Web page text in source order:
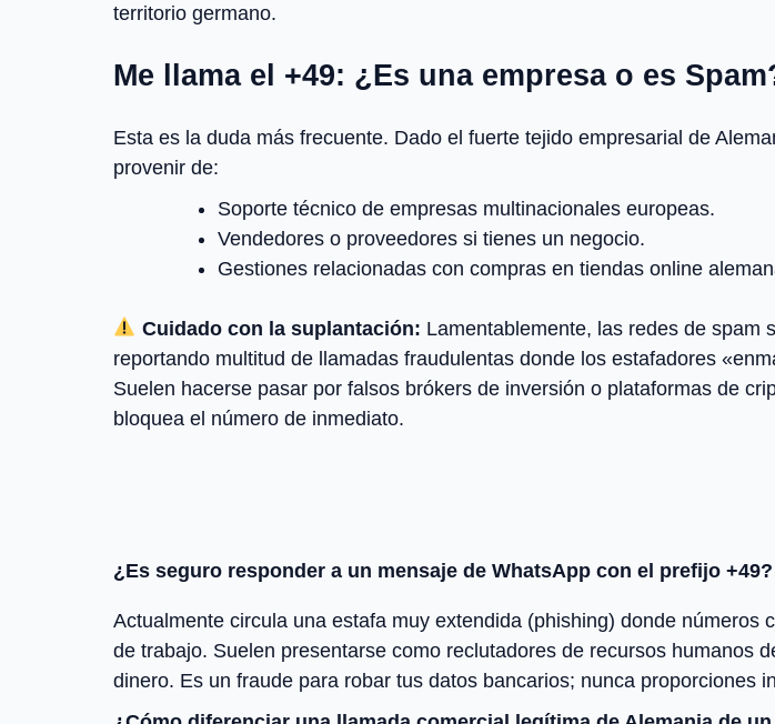
territorio germano.
Me llama el +49: ¿Es una empresa o es
Esta es la duda más frecuente. Dado el fuerte tejido empresarial de
provenir de:
Soporte técnico de empresas multinacionales europeas.
Vendedores o proveedores si tienes un negocio.
Gestiones relacionadas con compras en tiendas online
Cuidado con la suplantación: Lamentablemente, las redes de spam
reportando multitud de llamadas fraudulentas donde los estafadores
Suelen hacerse pasar por falsos brókers de inversión o plataformas de
bloquea el número de inmediato.
¿Es seguro responder a un mensaje de WhatsApp con el prefijo +49?
Actualmente circula una estafa muy extendida (phishing) donde
de trabajo. Suelen presentarse como reclutadores de recursos humanos
dinero. Es un fraude para robar tus datos bancarios; nunca proporciones